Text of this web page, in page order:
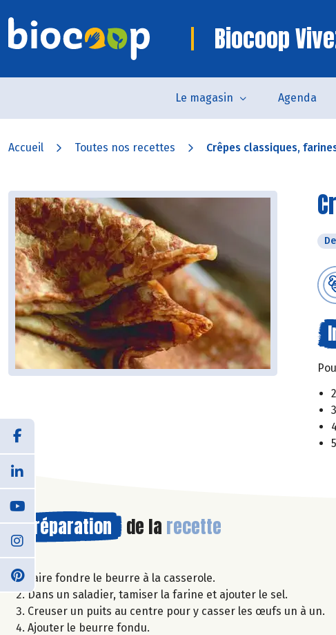
Biocoop
Le magasin Agenda
Accueil Toutes nos recettes Crêpes classiques,
Préparation de la recette
Faire fondre le beurre à la casserole.
Dans un saladier, tamiser la farine et ajouter le sel.
Creuser un puits au centre pour y casser les œufs un à un.
Ajouter le beurre fondu.